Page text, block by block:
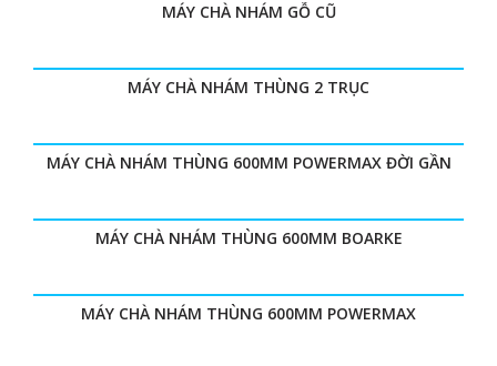
MÁY CHÀ NHÁM GỖ CŨ
MÁY CHÀ NHÁM THÙNG 2 TRỤC
MÁY CHÀ NHÁM THÙNG 600MM POWERMAX ĐỜI GẦN
MÁY CHÀ NHÁM THÙNG 600MM BOARKE
MÁY CHÀ NHÁM THÙNG 600MM POWERMAX